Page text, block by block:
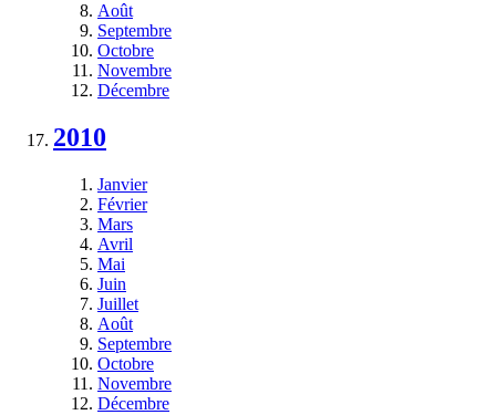
Août
Septembre
Octobre
Novembre
Décembre
2010
Janvier
Février
Mars
Avril
Mai
Juin
Juillet
Août
Septembre
Octobre
Novembre
Décembre